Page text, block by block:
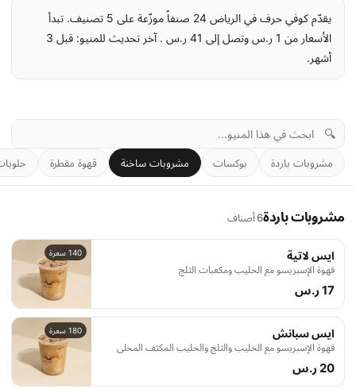
يقدّم كوفي حرف في الرياض 24 صنفاً موزّعة على 5 تصنيف. تبدأ
الأسعار من 1 ر.س وتصل إلى 41 ر.س . آخر تحديث للمنيو: قبل 3
أشهر.
🔍
مشروبات باردة بوكسات مشروبات ساخنة قهوة مقطرة
مشروبات باردة6 أصناف
140 سعرة ايس لاتية
قهوة الإسبريسو مع الحليب ومكعبات الثلج
17 ر.س
180 سعرة ايس سبانش
قهوة الإسبريسو مع الحليب والثلج والحليب المكثف المحلى
20 ر.س